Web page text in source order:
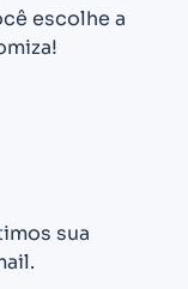
escolhe a
sua